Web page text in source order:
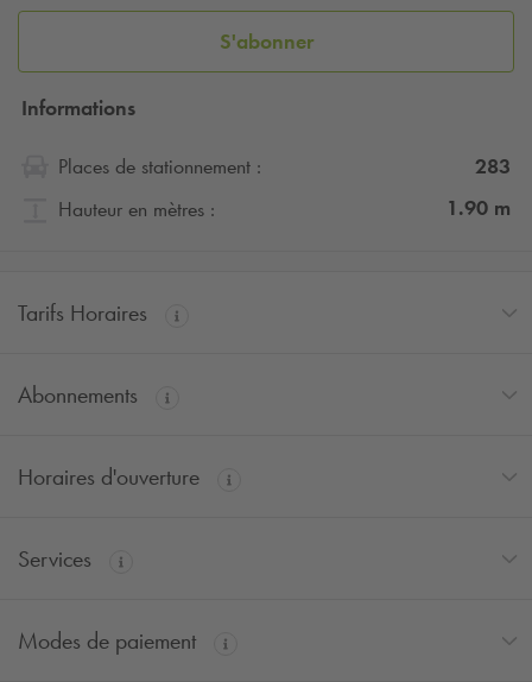
S'abonner
Informations
Places de stationnement :
283
Hauteur en mètres :
1.90 m
Tarifs Horaires
Abonnements
Horaires d'ouverture
Services
Modes de paiement